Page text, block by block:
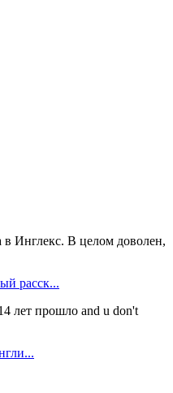
в Инглекс. В целом доволен,
расск...
лет прошло and u don't